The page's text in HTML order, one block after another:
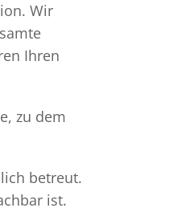
Wir
Ihren
zu dem
betreut.
ist.